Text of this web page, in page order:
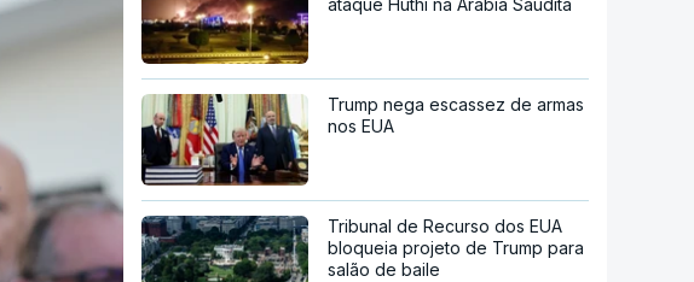
ataque Huthi na Arábia Saudita
Trump nega escassez de armas
nos EUA
Tribunal de Recurso dos EUA
bloqueia projeto de Trump para
salão de baile